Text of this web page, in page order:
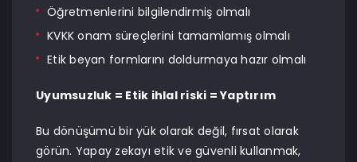
Öğretmenlerini bilgilendirmiş olmalı
KVKK onam süreçlerini tamamlamış olmalı
Etik beyan formlarını doldurmaya hazır olmalı
Uyumsuzluk = Etik ihlal riski = Yaptırım
Bu dönüşümü bir yük olarak değil, fırsat olarak
görün. Yapay zekayı etik ve güvenli kullanmak,